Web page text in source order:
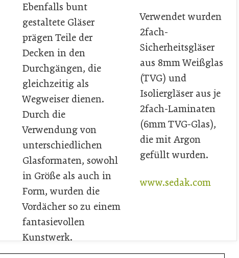
Ebenfalls bunt
gestaltete Gläser
prägen Teile der
Decken in den
Durchgängen, die
gleichzeitig als
Wegweiser dienen.
Durch die
Verwendung von
unterschiedlichen
Glasformaten, sowohl
in Größe als auch in
Form, wurden die
Vordächer so zu einem
fantasievollen
Kunstwerk.
Verwendet wurden
2fach-
Sicherheitsgläser
aus 8mm Weißglas
(TVG) und
Isoliergläser aus je
2fach-Laminaten
(6mm TVG-Glas),
die mit Argon
gefüllt wurden.
www.sedak.com